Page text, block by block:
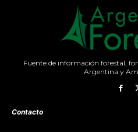
Fuente de información forestal,
Argentina y
Contacto